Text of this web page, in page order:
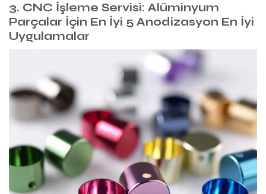
3. CNC İşleme Servisi: Alüminyum
Parçalar İçin En İyi 5 Anodizasyon En İyi
Uygulamalar